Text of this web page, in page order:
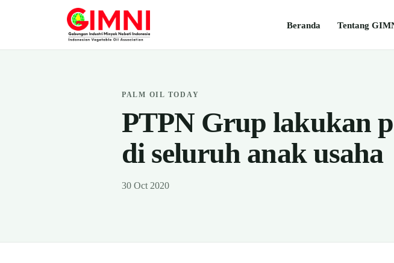
Beranda Tentang
PALM OIL TODAY
PTPN Grup lakukan
di seluruh anak usaha
30 Oct 2020